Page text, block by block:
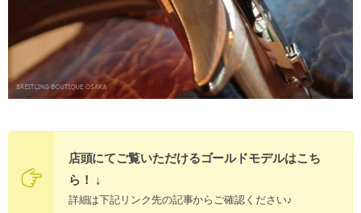
店頭にてご覧いただけるゴールドモデルはこち
ら！ ↓
詳細は下記リンク先の記事からご確認ください♪